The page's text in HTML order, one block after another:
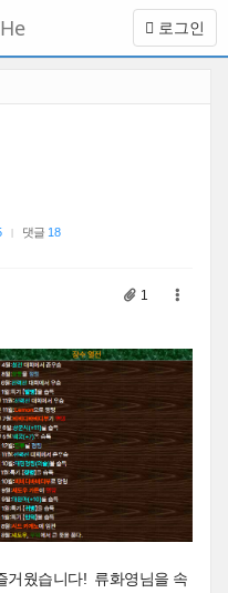
로그인
댓글 18
1
거웠습니다! 류화영님을 속